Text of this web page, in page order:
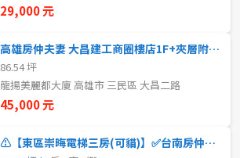
其他住宅
住辦
29,000 元
高雄房仲夫妻 大昌建工商圈樓店1F+夾層附雙車位
86.54 坪
龍揚美麗都大廈 高雄市 三民區 大昌二路
45,000 元
⚠️【東區崇晦電梯三房(可貓)】✅台南房仲老妹✅